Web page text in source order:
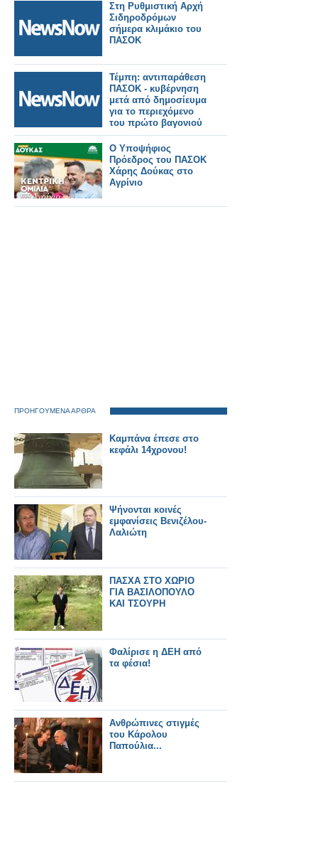
Στη Ρυθμιστική Αρχή
Σιδηροδρόμων
σήμερα κλιμάκιο του
ΠΑΣΟΚ
Τέμπη: αντιπαράθεση
ΠΑΣΟΚ - κυβέρνηση
μετά από δημοσίευμα
για το περιεχόμενο
του πρώτο βαγονιού
Ο Υποψήφιος
Πρόεδρος του ΠΑΣΟΚ
Χάρης Δούκας στο
Αγρίνιο
ΠΡΟΗΓΟΥΜΕΝΑ ΑΡΘΡΑ
Καμπάνα έπεσε στο
κεφάλι 14χρονου!
Ψήνονται κοινές
εμφανίσεις Βενιζέλου-
Λαλιώτη
ΠΑΣΧΑ ΣΤΟ ΧΩΡΙΟ
ΓΙΑ ΒΑΣΙΛΟΠΟΥΛΟ
ΚΑΙ ΤΣΟΥΡΗ
Φαλίρισε η ΔΕΗ από
τα φέσια!
Ανθρώπινες στιγμές
του Κάρολου
Παπούλια...